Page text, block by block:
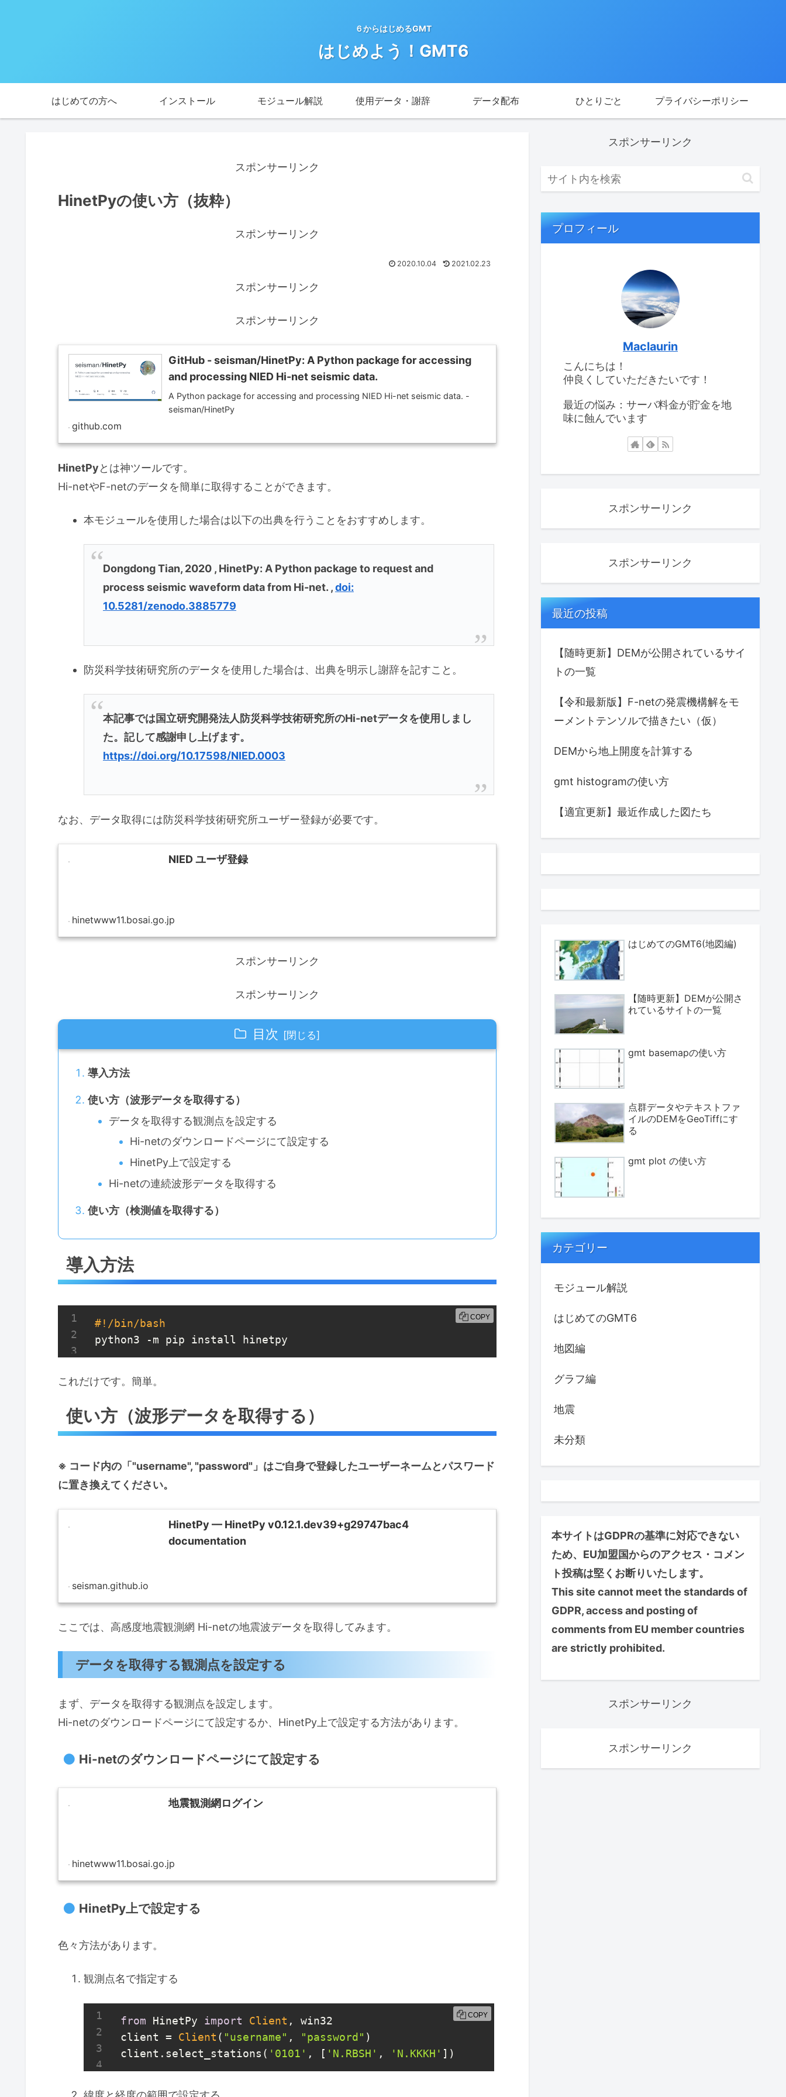
６からはじめるGMT
はじめよう！GMT6
はじめての方へ インストール モジュール解説 使用データ・謝辞 データ配布 ひとりごと プライバシーポリシー
スポンサーリンク
HinetPyの使い方（抜粋）
スポンサーリンク
2020.10.04 2021.02.23
スポンサーリンク
スポンサーリンク
GitHub - seisman/HinetPy: A Python package for accessing
and processing NIED Hi-net seismic data.
A Python package for accessing and processing NIED Hi-net seismic data. -
seisman/HinetPy
github.com
HinetPyとは神ツールです。
Hi-netやF-netのデータを簡単に取得することができます。
本モジュールを使用した場合は以下の出典を行うことをおすすめします。
Dongdong Tian, 2020 , HinetPy: A Python package to request and
process seismic waveform data from Hi-net. ,doi:
10.5281/zenodo.3885779
防災科学技術研究所のデータを使用した場合は、出典を明示し謝辞を記すこと。
本記事では国立研究開発法人防災科学技術研究所のHi-netデータを使用しまし
た。記して感謝申し上げます。
https://doi.org/10.17598/NIED.0003
なお、データ取得には防災科学技術研究所ユーザー登録が必要です。
NIED ユーザ登録
hinetwww11.bosai.go.jp
スポンサーリンク
スポンサーリンク
目次
導入方法
使い方（波形データを取得する）
データを取得する観測点を設定する
Hi-netのダウンロードページにて設定する
HinetPy上で設定する
Hi-netの連続波形データを取得する
使い方（検測値を取得する）
導入方法
#!/bin/bash
python3 -m pip install hinetpy
COPY
これだけです。簡単。
使い方（波形データを取得する）
※ コード内の「"username", "password"」はご自身で登録したユーザーネームとパスワード
に置き換えてください。
HinetPy — HinetPy v0.12.1.dev39+g29747bac4
documentation
seisman.github.io
ここでは、高感度地震観測網 Hi-netの地震波データを取得してみます。
データを取得する観測点を設定する
まず、データを取得する観測点を設定します。
Hi-netのダウンロードページにて設定するか、HinetPy上で設定する方法があります。
Hi-netのダウンロードページにて設定する
地震観測網ログイン
hinetwww11.bosai.go.jp
HinetPy上で設定する
色々方法があります。
観測点名で指定する
from HinetPy import Client , win32
client = Client ( "username" , "password" )
client.select_stations( '0101' , [ 'N.RBSH' , 'N.KKKH' ])
COPY
スポンサーリンク
プロフィール
Maclaurin
こんにちは！
仲良くしていただきたいです！
最近の悩み：サーバ料金が貯金を地
味に蝕んでいます
スポンサーリンク
スポンサーリンク
最近の投稿
【随時更新】DEMが公開されているサイ
トの一覧
【令和最新版】F-netの発震機構解をモ
ーメントテンソルで描きたい（仮）
DEMから地上開度を計算する
gmt histogramの使い方
【適宜更新】最近作成した図たち
はじめてのGMT6(地図編)
【随時更新】DEMが公開さ
れているサイトの一覧
gmt basemapの使い方
点群データやテキストファ
イルのDEMをGeoTiffにす
る
gmt plot の使い方
カテゴリー
モジュール解説
はじめてのGMT6
地図編
グラフ編
地震
未分類
本サイトはGDPRの基準に対応できない
ため、EU加盟国からのアクセス・コメン
ト投稿は堅くお断りいたします。
This site cannot meet the standards of
GDPR, access and posting of
comments from EU member countries
are strictly prohibited.
スポンサーリンク
スポンサーリンク